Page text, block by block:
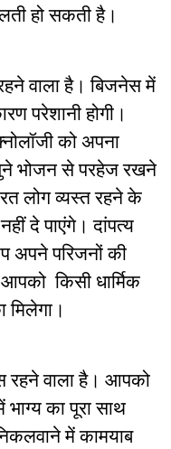
हो सकती है।
वाला है। बिजनेस में
परेशानी होगी।
को अपना
भोजन से परहेज रखने
लोग व्यस्त रहने के
दे पाएंगे। दांपत्य
अपने परिजनों की
किसी धार्मिक
मिलेगा।
वाला है। आपको
का पूरा साथ
में कामयाब